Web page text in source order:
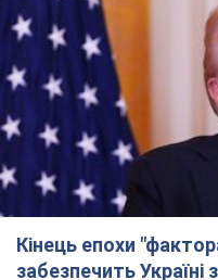
Кінець епохи
забезпечить Україні